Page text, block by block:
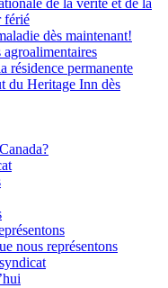
de la vérité et de la
férié
dès maintenant!
résidence permanente
du Heritage Inn dès
nous représentons